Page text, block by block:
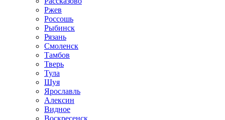
Ржев
Россошь
Рыбинск
Рязань
Смоленск
Тамбов
Тверь
Тула
Шуя
Ярославль
Алексин
Видное
Воскресенск